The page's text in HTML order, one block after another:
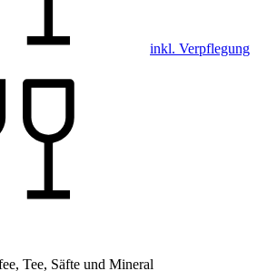
inkl. Verpflegung
Tee, Säfte und Mineral